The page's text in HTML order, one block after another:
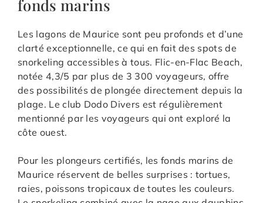
fonds marins
Les lagons de Maurice sont peu profonds et d’une
clarté exceptionnelle, ce qui en fait des spots de
snorkeling accessibles à tous. Flic-en-Flac Beach,
notée 4,3/5 par plus de 3 300 voyageurs, offre
des possibilités de plongée directement depuis la
plage. Le club Dodo Divers est régulièrement
mentionné par les voyageurs qui ont exploré la
côte ouest.
Pour les plongeurs certifiés, les fonds marins de
Maurice réservent de belles surprises : tortues,
raies, poissons tropicaux de toutes les couleurs.